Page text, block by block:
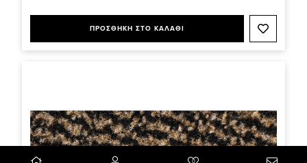
0
ΠΡΟΣΘΗΚΗ ΣΤΟ ΚΑΛΑΘΙ